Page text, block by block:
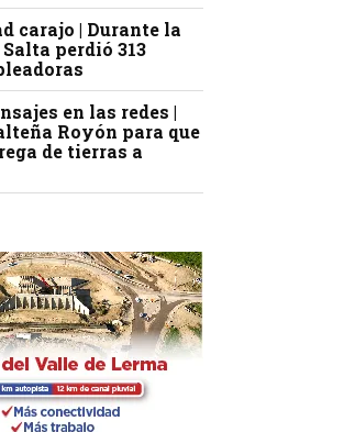
carajo | Durante la
perdió 313
en las redes |
Royón para que
de tierras a